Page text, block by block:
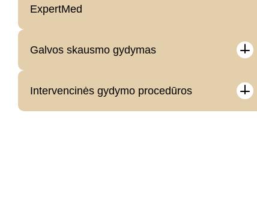
ExpertMed
Galvos skausmo gydymas
Intervencinės gydymo procedūros